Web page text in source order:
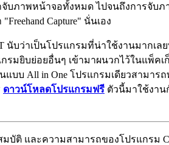
จับภาพหน้าจอทั้งหมด ไปจนถึงการจับ
Capture" นั่นเอง
นับว่าเป็นโปรแกรมที่น่าใช้งานมากเล
รมยิบย่อยอื่นๆ เข้ามาผนวกไว้ในแพ็ค
แบบ All in One โปรแกรมเดียวสามา
ดาวน์โหลดโปรแกรมฟรี ตัวนี้มาใช้งาน
สมบัติ และความสามารถของโปรแกรม